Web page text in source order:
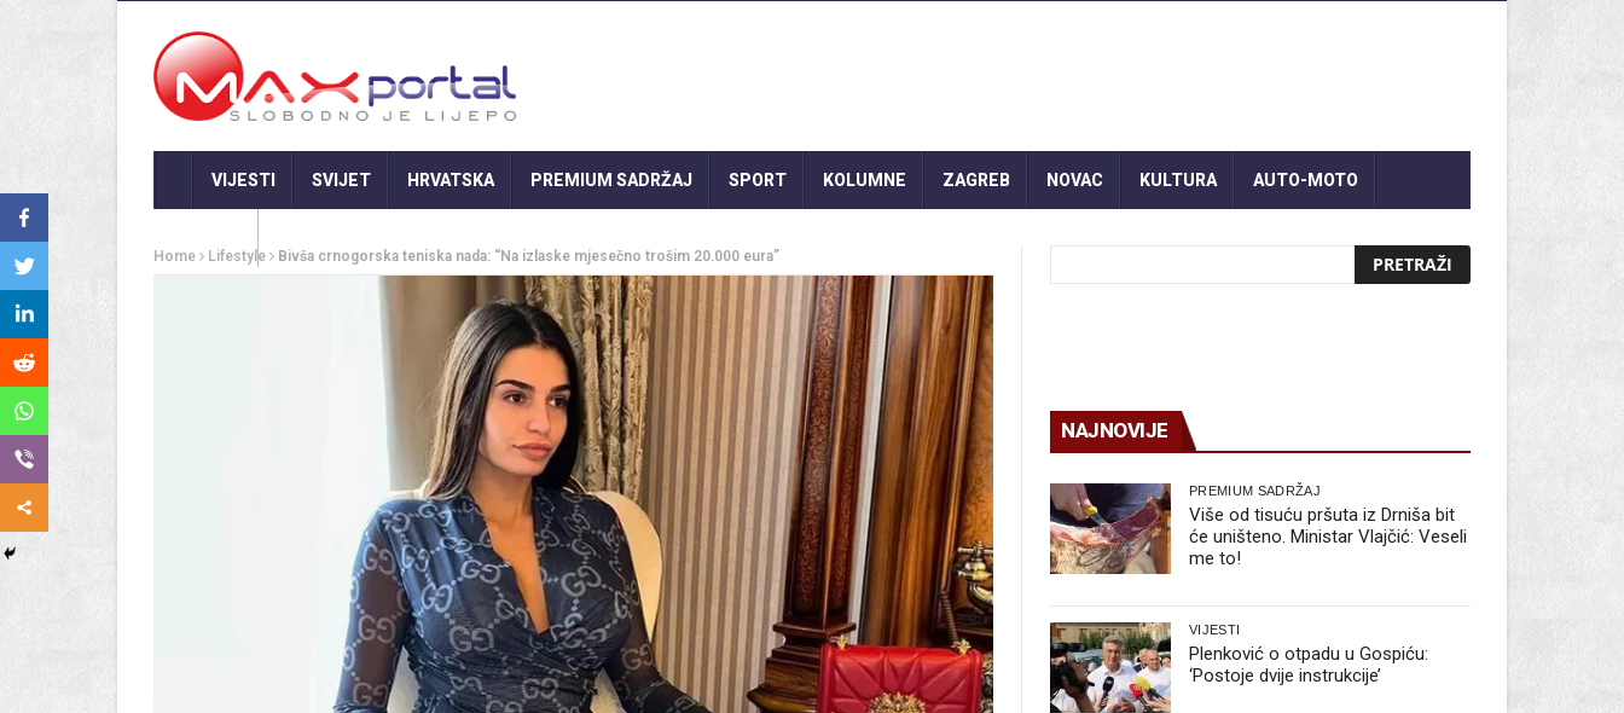
VIJESTI SVIJET HRVATSKA PREMIUM SADRŽAJ SPORT KOLUMNE ZAGREB NOVAC KULTURA AUTO-MOTO
Home Lifestyle Bivša crnogorska teniska nada: “Na izlaske mjesečno trošim 20.000 eura”
NAJNOVIJE
PREMIUM SADRŽAJ
Više od tisuću pršuta iz Drniša bit
će uništeno. Ministar Vlajčić: Veseli
me to!
VIJESTI
Plenković o otpadu u Gospiću:
‘Postoje dvije instrukcije’